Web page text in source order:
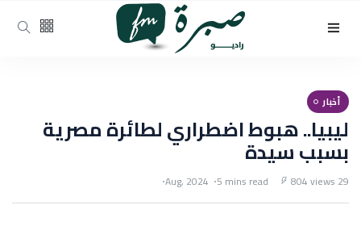
أخبار
ليبيا.. هبوط اضطراري لطائرة مصرية
بسبب سيدة
29 Aug, 2024
5 mins read 804 views